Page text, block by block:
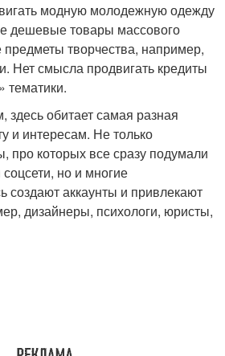
модную молодежную одежду
дешевые товары массового
предметы творчества, например,
Нет смысла продвигать кредиты
тематики.
здесь обитает самая разная
и интересам. Не только
про которых все сразу подумали
но и многие
создают аккаунты и привлекают
дизайнеры, психологи, юристы,